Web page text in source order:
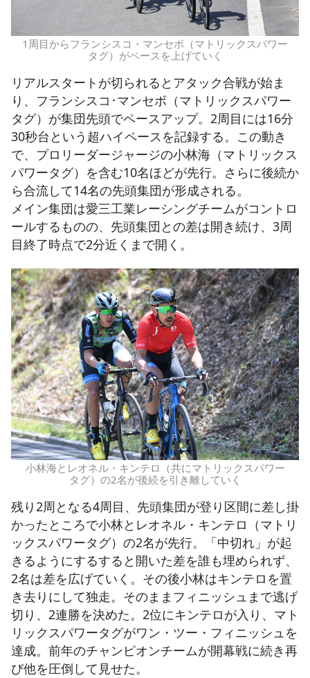
1周目からフランシスコ・マンセボ（マトリックスパワー
タグ）がペースを上げていく
リアルスタートが切られるとアタック合戦が始ま
り、フランシスコ･マンセボ（マトリックスパワー
タグ）が集団先頭でペースアップ。2周目には16分
30秒台という超ハイペースを記録する。この動き
で、プロリーダージャージの小林海（マトリックス
パワータグ）を含む10名ほどが先行。さらに後続か
ら合流して14名の先頭集団が形成される。
メイン集団は愛三工業レーシングチームがコントロ
ールするものの、先頭集団との差は開き続け、3周
目終了時点で2分近くまで開く。
小林海とレオネル・キンテロ（共にマトリックスパワー
タグ）の2名が後続を引き離していく
残り2周となる4周目、先頭集団が登り区間に差し掛
かったところで小林とレオネル・キンテロ（マトリ
ックスパワータグ）の2名が先行。「中切れ」が起
きるようにするすると開いた差を誰も埋められず、
2名は差を広げていく。その後小林はキンテロを置
き去りにして独走。そのままフィニッシュまで逃げ
切り、2連勝を決めた。2位にキンテロが入り、マト
リックスパワータグがワン・ツー・フィニッシュを
達成。前年のチャンピオンチームが開幕戦に続き再
び他を圧倒して見せた。